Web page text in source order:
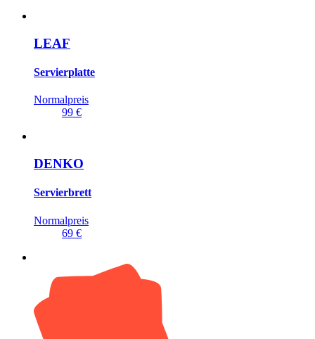
LEAF
Servierplatte
Normalpreis
99 €
DENKO
Servierbrett
Normalpreis
69 €